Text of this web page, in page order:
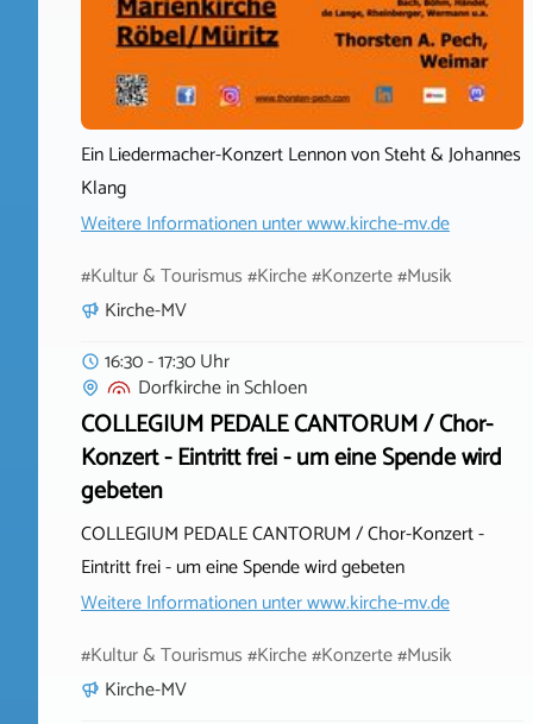
Ein Liedermacher-Konzert Lennon von Steht & Johannes
Klang
Weitere Informationen unterwww.kirche-mv.de
#Kultur & Tourismus #Kirche #Konzerte #Musik
Kirche-MV
16:30 - 17:30 Uhr
DorfkircheinSchloen
COLLEGIUM PEDALE CANTORUM / Chor-
Konzert - Eintritt frei - um eine Spende wird
gebeten
COLLEGIUM PEDALE CANTORUM / Chor-Konzert -
Eintritt frei - um eine Spende wird gebeten
Weitere Informationen unterwww.kirche-mv.de
#Kultur & Tourismus #Kirche #Konzerte #Musik
Kirche-MV